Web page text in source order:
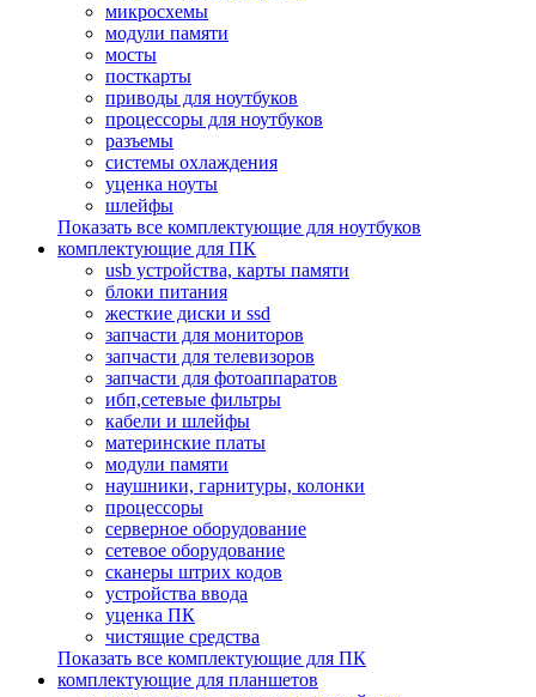
микросхемы
модули памяти
мосты
посткарты
приводы для ноутбуков
процессоры для ноутбуков
разъемы
системы охлаждения
уценка ноуты
шлейфы
Показать все комплектующие для ноутбуков
комплектующие для ПК
usb устройства, карты памяти
блоки питания
жесткие диски и ssd
запчасти для мониторов
запчасти для телевизоров
запчасти для фотоаппаратов
ибп,сетевые фильтры
кабели и шлейфы
материнские платы
модули памяти
наушники, гарнитуры, колонки
процессоры
серверное оборудование
сетевое оборудование
сканеры штрих кодов
устройства ввода
уценка ПК
чистящие средства
Показать все комплектующие для ПК
комплектующие для планшетов